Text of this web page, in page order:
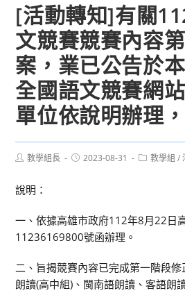
[活動轉知]有關
文競賽競賽內容
案，業已公告於
全國語文競賽網
單位依說明辦理
Post教學組長
Post2023-08-31
Post教學組 /
說明：
一、依據高雄市政府112年8月22日
11236169800號函辦理。
二、旨揭競賽內容已完成第一階段
朗讀(高中組)、閩南語朗讀、客語朗